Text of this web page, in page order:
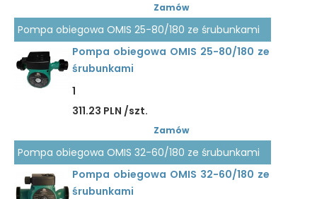
Zamów
Pompa obiegowa OMIS 25-80/180 ze śrubunkami
Pompa obiegowa OMIS 25-80/180 ze
śrubunkami
1
311.23 PLN /szt.
Zamów
Pompa obiegowa OMIS 32-60/180 ze śrubunkami
Pompa obiegowa OMIS 32-60/180 ze
śrubunkami